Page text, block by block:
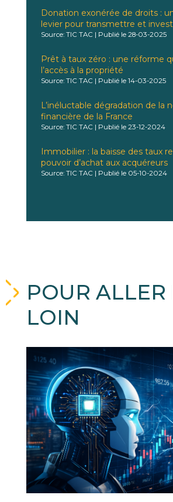
Donation exonérée de droits :
levier pour transmettre et
Source: TIC TAC Publié le 28-03-2025
Prêt à taux zéro : une réforme
l’accès à la propriété
Source: TIC TAC Publié le 14-03-2025
L’inéluctable dégradation de la
financière de la France
Source: TIC TAC Publié le 23-12-2024
Immobilier : la baisse des taux
pouvoir d’achat aux acquéreurs
Source: TIC TAC Publié le 05-10-2024
POUR ALLER
LOIN